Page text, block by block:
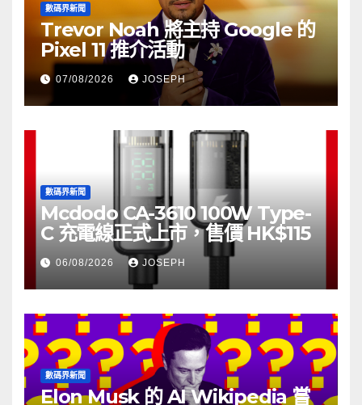
數碼界新聞
Trevor Noah 將主持 Google 的
Pixel 11 推介活動
07/08/2026 JOSEPH
數碼界新聞
Mcdodo CA-3610 100W Type-
C 充電線正式上市，售價 HK$115
06/08/2026 JOSEPH
數碼界新聞
Elon Musk 的 AI Wikipedia 嘗